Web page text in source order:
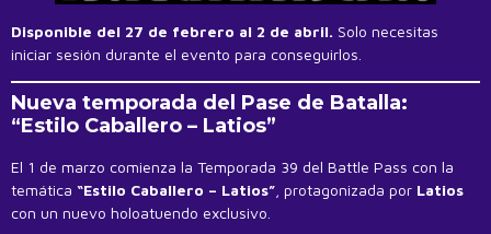
Disponible del 27 de febrero al 2 de abril. Solo necesitas
iniciar sesión durante el evento para conseguirlos.
Nueva temporada del Pase de Batalla:
“Estilo Caballero – Latios”
El 1 de marzo comienza la Temporada 39 del Battle Pass con la
temática “Estilo Caballero – Latios” , protagonizada por Latios
con un nuevo holoatuendo exclusivo.